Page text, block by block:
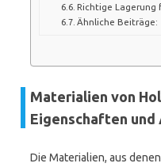
Richtige Lagerung
Ähnliche Beiträge:
Materialien von
Eigenschaften und
Die Materialien, aus